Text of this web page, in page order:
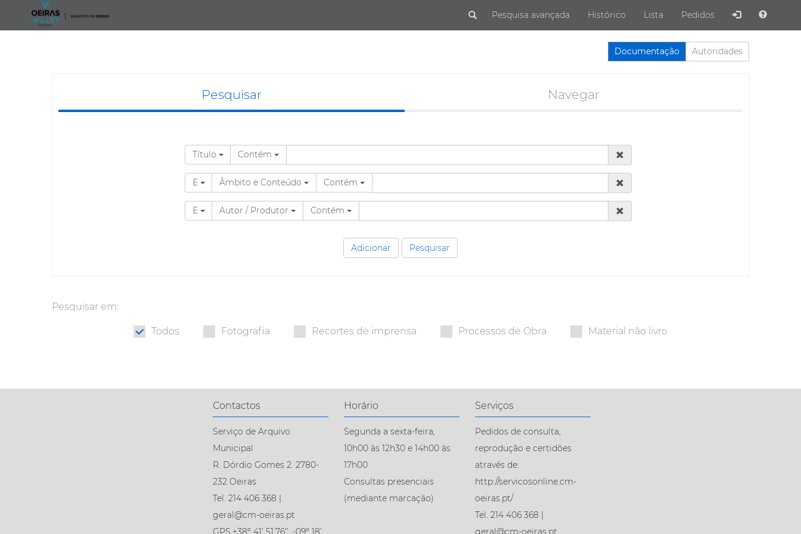
SubmitPesquisa avançada Histórico Lista Pedidos
Documentação Autoridades
Pesquisar Navegar
Título Contém
E Âmbito e Conteúdo Contém
E Autor / Produtor Contém
Adicionar Pesquisar
Pesquisar em:
Todos Fotografia Recortes de imprensa Processos de Obra Material não livro
Contactos
Serviço de Arquivo
Municipal
R. Dórdio Gomes 2. 2780-
232 Oeiras
Tel. 214 406 368 |
geral@cm-oeiras.pt
GPS.+38º 41’ 51.76’’. -09º 18’
Horário
Segunda a sexta-feira,
10h00 às 12h30 e 14h00 às
17h00
Consultas presenciais
(mediante marcação)
Serviços
Pedidos de consulta,
reprodução e certidões
através de:
http://servicosonline.cm-
oeiras.pt/
Tel. 214 406 368 |
geral@cm-oeiras.pt